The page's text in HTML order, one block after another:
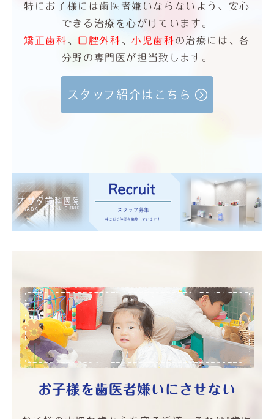
特にお子様には歯医者嫌いならないよう、安心
できる治療を心がけています。
矯正歯科、 口腔外科、小児歯科の治療には、各
分野の専門医が担当致します。
スタッフ紹介はこちら
お子様を歯医者嫌い にさせない